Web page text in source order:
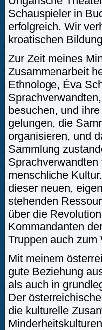
Schauspieler in
erfolgreich. Wir
kroatischen
Zur Zeit meines
Zusammenarbeit
Ethnologe, Éva
besuchen, und
gelungen, die
organisieren, und
Sammlung
menschliche
dieser neuen,
stehenden
über die
Kommandanten
Truppen auch zum
Mit meinem
gute Beziehung
als auch in
Der
die kulturelle